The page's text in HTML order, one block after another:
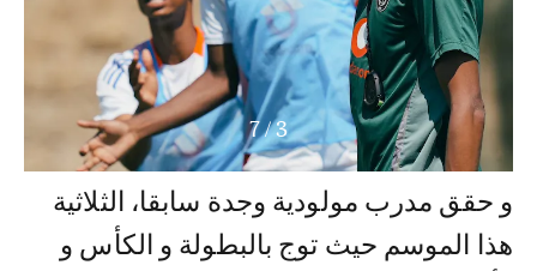
3
/
7
و حقق مدرب مولودية وجدة سابقا، الثلاثية
هذا الموسم حيث توج بالبطولة و الكأس و